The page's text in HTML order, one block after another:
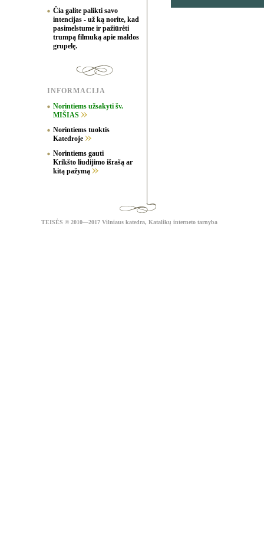
Čia galite palikti savo
intencijas - už ką norite, kad
pasimelstume ir pažiūrėti
trumpą filmuką apie maldos
grupelę.
INFORMACIJA
Norintiems užsakyti šv.
MIŠIAS
Norintiems tuoktis
Katedroje
Norintiems gauti
Krikšto liudijimo išrašą ar
kitą pažymą
TEISĖS © 2010—2017 Vilniaus katedra, Katalikų interneto tarnyba